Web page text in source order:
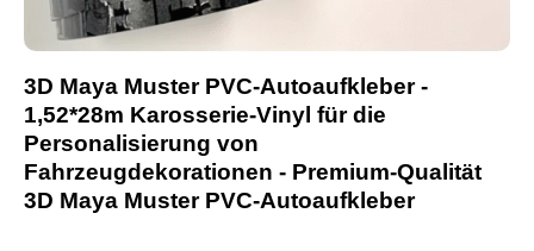
3D Maya Muster PVC-Autoaufkleber -
1,52*28m Karosserie-Vinyl für die
Personalisierung von
Fahrzeugdekorationen - Premium-Qualität
3D Maya Muster PVC-Autoaufkleber